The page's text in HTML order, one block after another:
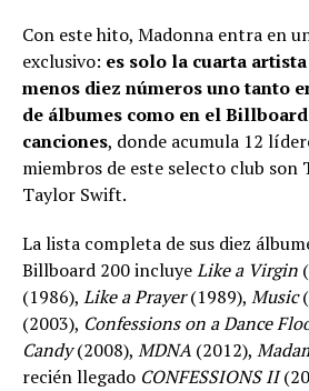
Con este hito, Madonna entra en
exclusivo: es solo la cuarta
menos diez números uno tanto
de álbumes como en el
canciones, donde acumula 12
miembros de este selecto club son
Taylor Swift.
La lista completa de sus diez
Billboard 200 incluyeLike a Virgin
(1986), Like a Prayer(1989), Music
(2003), Confessions on a Dance
Candy(2008), MDNA (2012),
recién llegado CONFESSIONS II